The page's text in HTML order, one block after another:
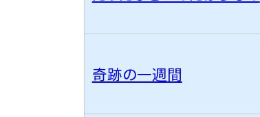
奇跡の一週間